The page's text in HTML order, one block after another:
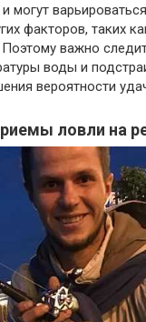
могут
факторов, таких
важно
воды и
вероятности
ловли на